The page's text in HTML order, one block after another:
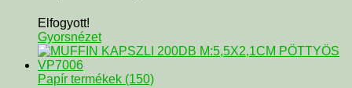
Elfogyott!
Gyorsnézet
Papír termékek (150)